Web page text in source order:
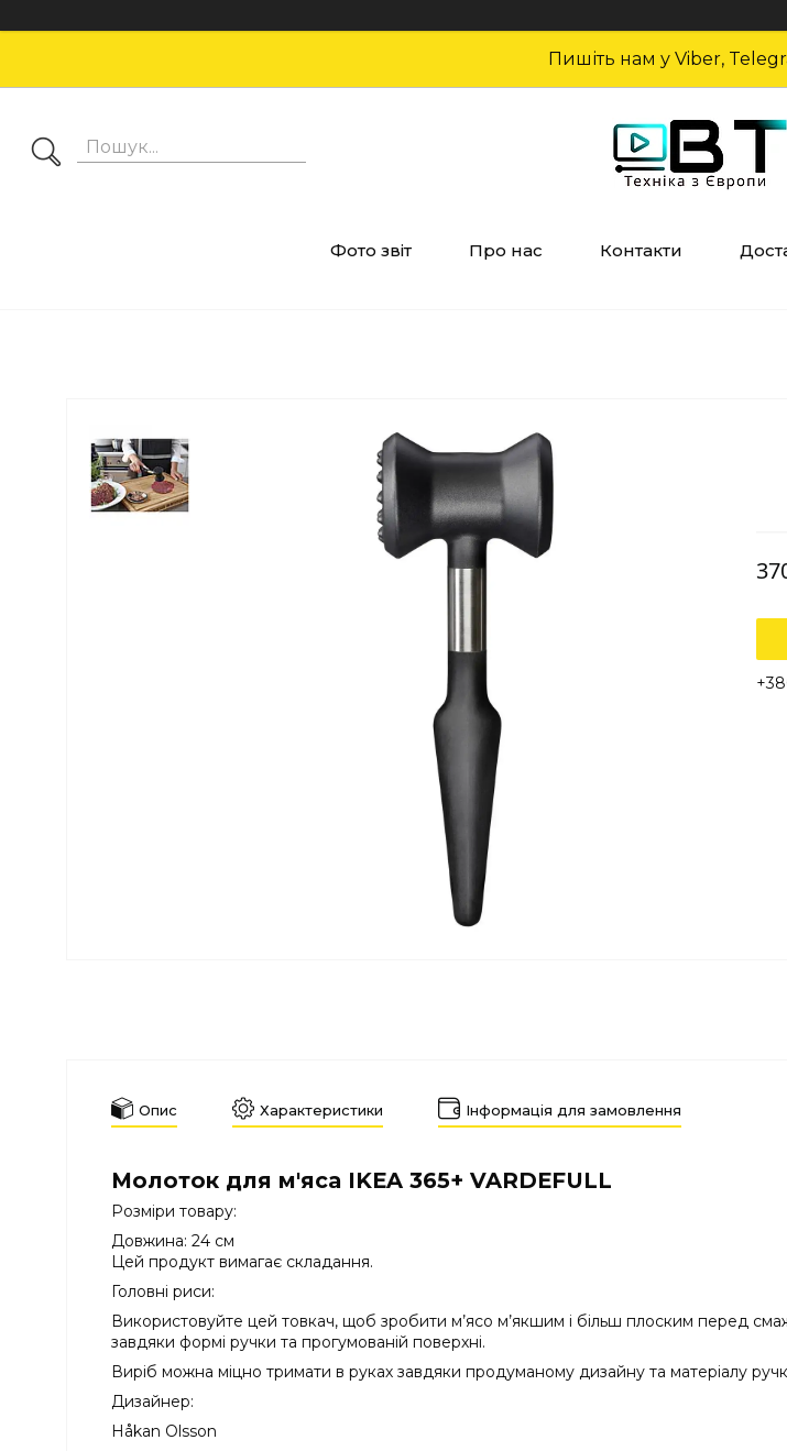
Пишіть нам у Viber,
Фото звіт Про нас Контакти
Опис Характеристики Інформація для замовлення
Молоток для м'яса IKEA 365+ VARDEFULL
Розміри товару:
Довжина: 24 см
Цей продукт вимагає складання.
Головні риси:
Використовуйте цей товкач, щоб зробити м’ясо м’якшим і більш плоским перед
завдяки формі ручки та прогумованій поверхні.
Виріб можна міцно тримати в руках завдяки продуманому дизайну та матеріалу
Дизайнер:
Håkan Olsson